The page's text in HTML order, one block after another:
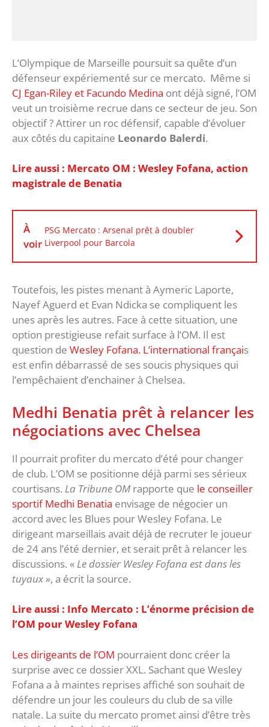
L’Olympique de Marseille poursuit sa quête d’un
défenseur expériementé sur ce mercato. Même si
CJ Egan-Riley et Facundo Medina ont déjà signé, l’OM
veut un troisième recrue dans ce secteur de jeu. Son
objectif ? Attirer un roc défensif, capable d’évoluer
aux côtés du capitaine Leonardo Balerdi.
Lire aussi : Mercato OM : Wesley Fofana, action
magistrale de Benatia
À
voir
PSG Mercato : Arsenal prêt à doubler
Liverpool pour Barcola
Toutefois, les pistes menant à Aymeric Laporte,
Nayef Aguerd et Evan Ndicka se compliquent les
unes après les autres. Face à cette situation, une
option prestigieuse refait surface à l’OM. Il est
question de Wesley Fofana. L’international français
est enfin débarrassé de ses soucis physiques qui
l’empêchaient d’enchainer à Chelsea.
Medhi Benatia prêt à relancer les
négociations avec Chelsea
Il pourrait profiter du mercato d’été pour changer
de club. L’OM se positionne déjà parmi ses sérieux
courtisans. La Tribune OM rapporte que le conseiller
sportif Medhi Benatia envisage de négocier un
accord avec les Blues pour Wesley Fofana. Le
dirigeant marseillais avait déjà de recruter le joueur
de 24 ans l’été dernier, et serait prêt à relancer les
discussions. « Le dossier Wesley Fofana est dans les
tuyaux », a écrit la source.
Lire aussi : Info Mercato : L’énorme précision de
l’OM pour Wesley Fofana
Les dirigeants de l’OM pourraient donc créer la
surprise avec ce dossier XXL. Sachant que Wesley
Fofana a à maintes reprises affiché son souhait de
défendre un jour les couleurs du club de sa ville
natale. La suite du mercato promet ainsi d’être très